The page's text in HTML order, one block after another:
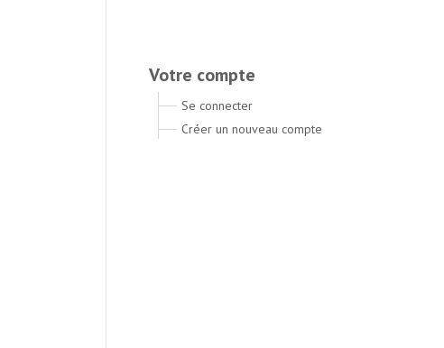
Votre compte
Se connecter
Créer un nouveau compte